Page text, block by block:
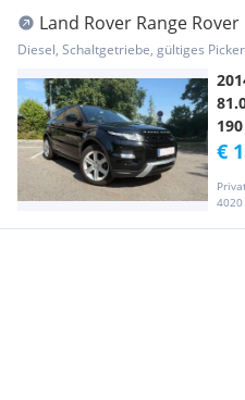
Land Rover Range
SD4
Diesel, Schaltgetriebe, gültiges
190
4020
€